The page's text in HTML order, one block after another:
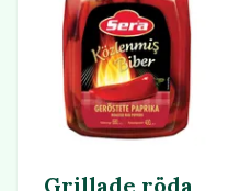
Grillade röda